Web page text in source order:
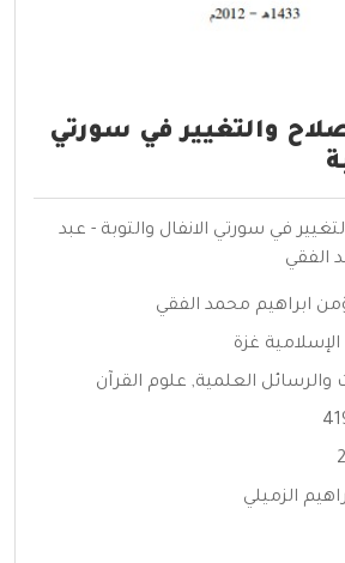
والتغيير في سورتي
في سورتي الانفال والتوبة - عبد
الفقي
ابراهيم محمد الفقي
غزة
والرسائل العلمية, علوم القرآن
الزميلي